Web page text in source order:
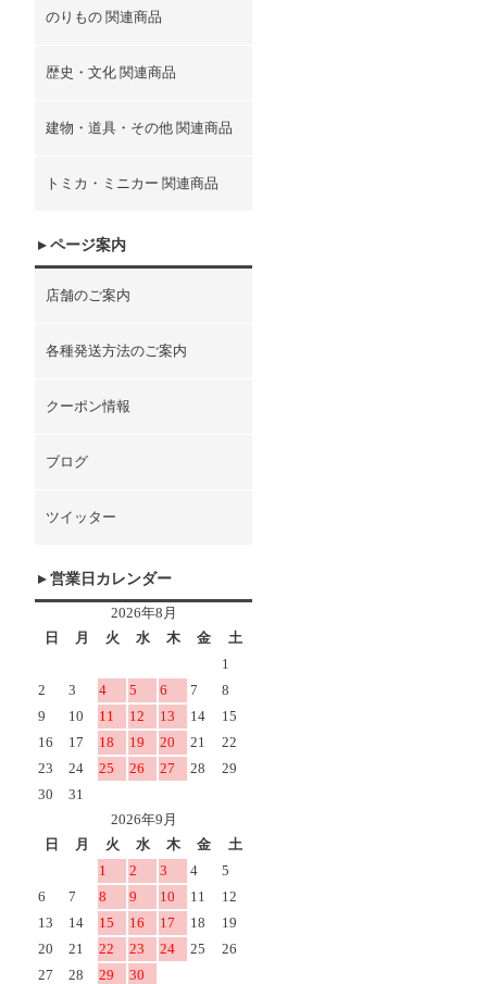
のりもの 関連商品
歴史・文化 関連商品
建物・道具・その他 関連商品
トミカ・ミニカー 関連商品
ページ案内
店舗のご案内
各種発送方法のご案内
クーポン情報
ブログ
ツイッター
営業日カレンダー